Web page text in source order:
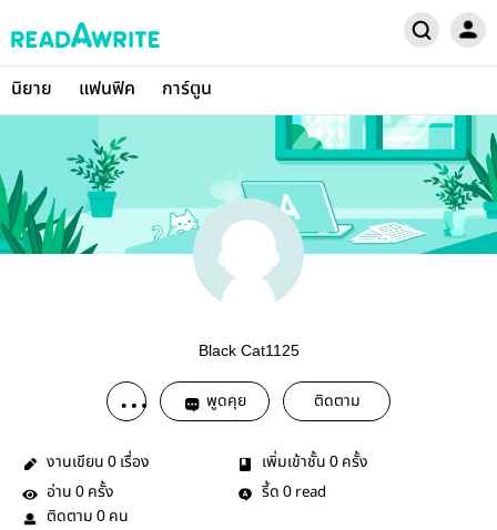
นิยาย แฟนฟิค การ์ตูน
Black Cat1125
พูดคุย ติดตาม
งานเขียน 0 เรื่อง เพิ่มเข้าชั้น 0 ครั้ง
อ่าน 0 ครั้ง รี้ด 0 read
ติดตาม 0 คน